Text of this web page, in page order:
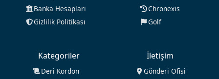
Banka Hesapları
Gizlilik Politikası
Chronexis
Golf
Kategoriler
Deri Kordon
İletişim
Gönderi Ofisi